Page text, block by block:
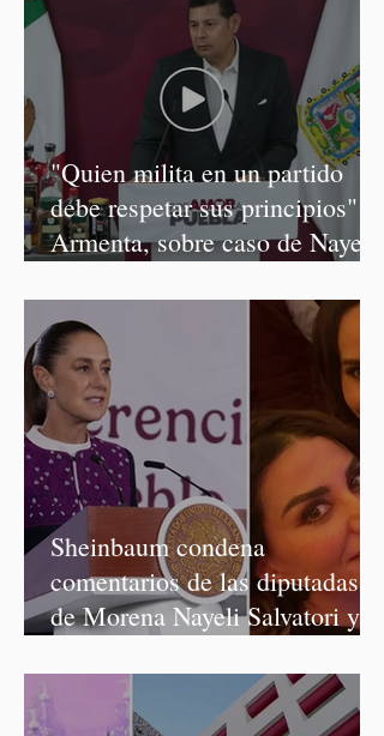
"Quien milita en un partido
debe respetar sus principios":
Armenta, sobre caso de Nayeli
Sheinbaum condena
comentarios de las diputadas
de Morena Nayeli Salvatori y